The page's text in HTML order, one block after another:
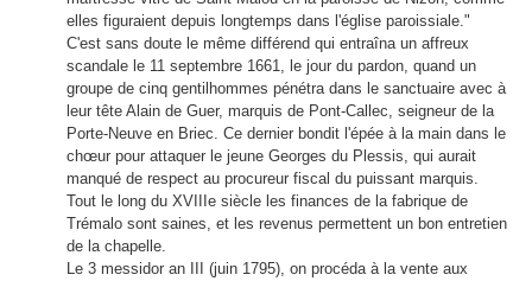
elles figuraient depuis longtemps dans l'église paroissiale."
C'est sans doute le même différend qui entraîna un affreux
scandale le 11 septembre 1661, le jour du pardon, quand un
groupe de cinq gentilhommes pénétra dans le sanctuaire avec à
leur tête Alain de Guer, marquis de Pont-Callec, seigneur de la
Porte-Neuve en Briec. Ce dernier bondit l'épée à la main dans le
chœur pour attaquer le jeune Georges du Plessis, qui aurait
manqué de respect au procureur fiscal du puissant marquis.
Tout le long du XVIIIe siècle les finances de la fabrique de
Trémalo sont saines, et les revenus permettent un bon entretien
de la chapelle.
Le 3 messidor an III (juin 1795), on procéda à la vente aux